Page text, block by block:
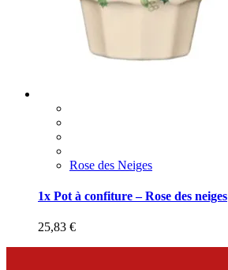
Rose des Neiges
1x Pot à confiture – Rose des neiges
25,83 €